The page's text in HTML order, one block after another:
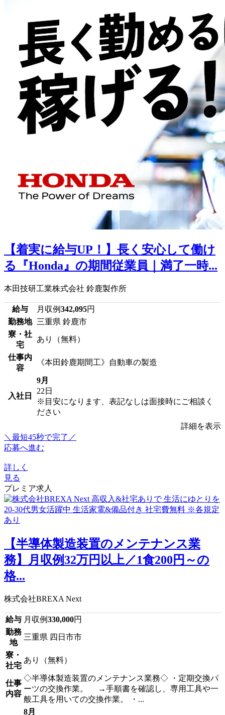
【着実に給与UP！】長く安心して働け
る『Honda』の期間従業員｜満了一時...
本田技研工業株式会社 鈴鹿製作所
給与 月収例342,095円
勤務地 三重県 鈴鹿市
寮・社
宅
あり（無料）
仕事内
容
《本田鈴鹿期間工》自動車の製造
入社日
9月
22日
※目安になります、表記なしは面接時にご相談く
ださい
詳細を表示
＼最短45秒で完了／
応募へ進む
詳しく
見る
プレミア求人
【半導体製造装置のメンテナンス業
務】月収例32万円以上／1食200円～の
格...
株式会社BREXA Next
給与 月収例330,000円
勤務
地
三重県 四日市市
寮・
社宅
あり（無料）
仕事
内容
◇半導体製造装置のメンテナンス業務◇ ・定期交換パ
ーツの交換作業。 →手順書を確認し、専用工具や一
般工具を用いての交換作業。 ・...
8月